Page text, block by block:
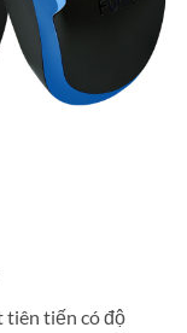
tiên tiến có độ